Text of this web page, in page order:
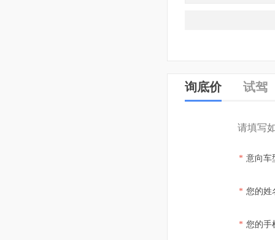
询底价 试驾
请填写
* 意向车
* 您的姓
* 您的手